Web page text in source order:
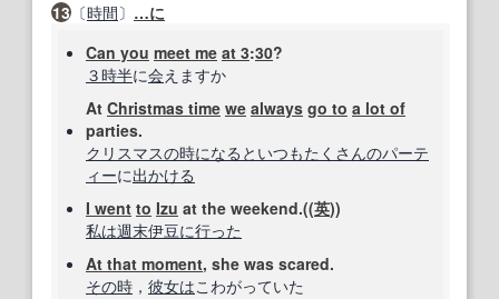
13 〔時間〕 …に
Can you meet me at 3:30?
３時半に会えますか
At Christmas time we always go to a lot of
parties.
クリスマスの時になると いつもたくさんのパーテ
ィーに出かける
I went to Izu at the weekend.((英))
私は週末伊豆に行った
At that moment, she was scared.
その時 ， 彼女はこわがっていた